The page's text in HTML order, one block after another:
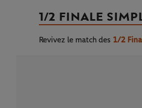
1/2 FINALE
Revivez le match des 1/2